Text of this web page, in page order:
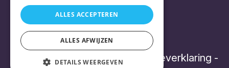
Algemene voorwaarden Cookieverklaring -
ALLES ACCEPTEREN
ALLES AFWIJZEN
DETAILS WEERGEVEN